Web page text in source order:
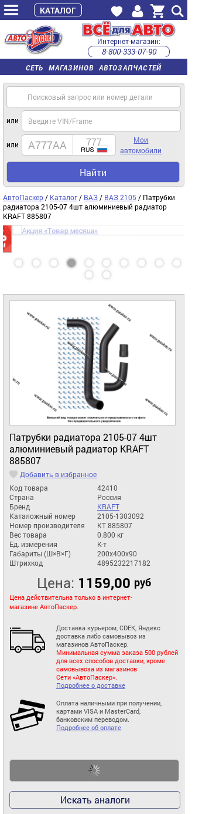
СЕТЬ МАГАЗИНОВ АВТОЗАПЧАСТЕЙ
Интернет-магазин:
8-800-333-07-90
часы работы с 9:00 до 22:00 (пн-пт)
или
или
Мои
автомобили
Найти
АвтоПаскер / Каталог / ВАЗ / ВАЗ 2105 / Патрубки
радиатора 2105-07 4шт алюминиевый радиатор
KRAFT 885807
Патрубки радиатора 2105-07 4шт
алюминиевый радиатор KRAFT
885807
Добавить в избранное
Код товара
42410
Страна
Россия
Бренд
KRAFT
Каталожный номер
2105-1303092
Номер производителя
KT 885807
Вес товара
0.800 кг
Ед. измерения
К-т
Габариты (Ш×В×Г)
200x400x90
Штрихкод
4895232217182
Цена: 1159,00 руб
Цена действительна только в интернет-
магазине АвтоПаскер.
Доставка курьером, CDEK, Яндекс
доставка либо самовывоз из
магазинов АвтоПаскер.
Минимальная сумма заказа 500 рублей
для всех способов доставки, кроме
самовывоза из магазинов
Сети «АвтоПаскер».
Подробнее о доставке
Оплата наличными при получении,
картами VISA и MasterCard,
банковским переводом.
Подробнее об оплате
Искать аналоги
КАТАЛОГ